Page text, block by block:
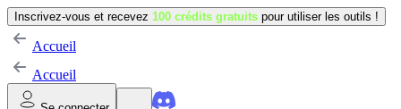
Inscrivez-vous et recevez 100 crédits gratuits pour utiliser les outils !
Accueil
Accueil